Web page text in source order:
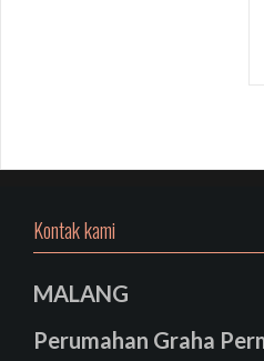
Kontak kami
MALANG
Perumahan Graha